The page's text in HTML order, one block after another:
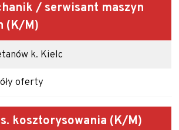
/ serwisant maszyn
(K/M)
k. Kielc
oferty
kosztorysowania (K/M)